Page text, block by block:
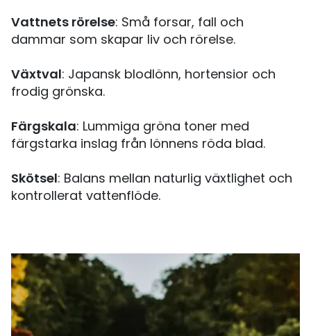
Vattnets rörelse: Små forsar, fall och
dammar som skapar liv och rörelse.
Växtval: Japansk blodlönn, hortensior och
frodig grönska.
Färgskala: Lummiga gröna toner med
färgstarka inslag från lönnens röda blad.
Skötsel: Balans mellan naturlig växtlighet och
kontrollerat vattenflöde.